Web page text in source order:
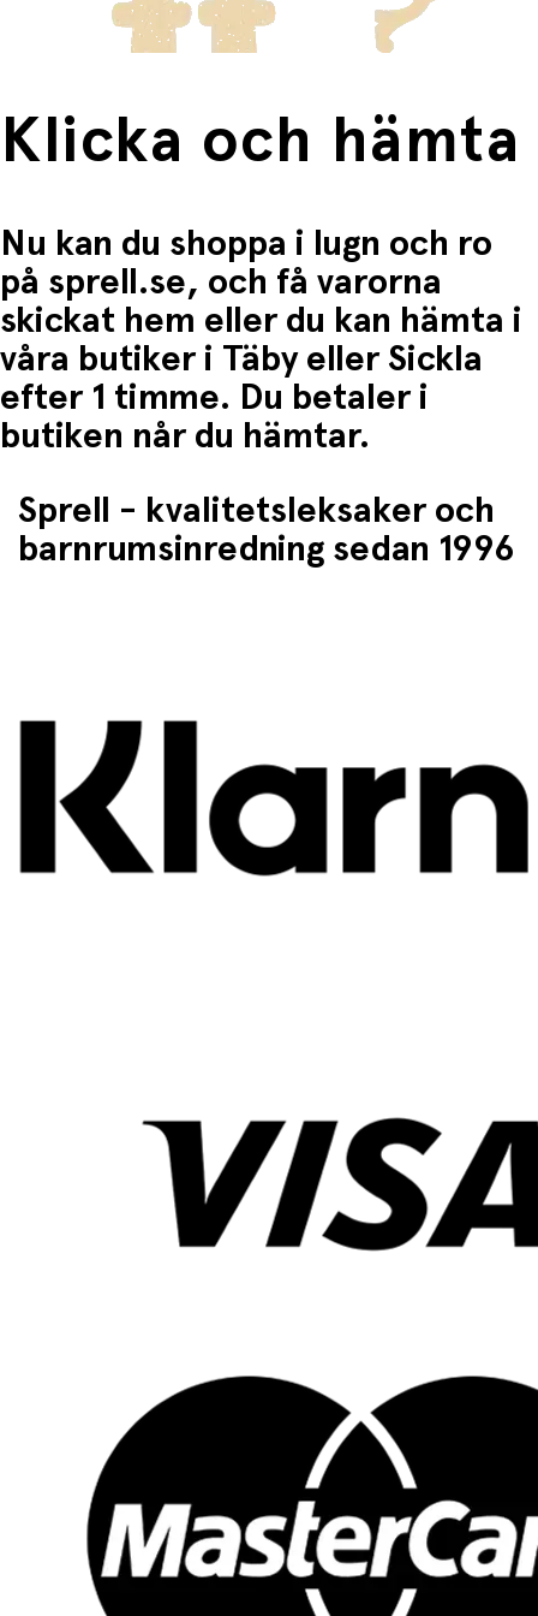
Klicka och hämta
Nu kan du shoppa i lugn och ro
på sprell.se, och få varorna
skickat hem eller du kan hämta i
våra butiker i Täby eller Sickla
efter 1 timme. Du betaler i
butiken når du hämtar.
Sprell - kvalitetsleksaker och
barnrumsinredning sedan 1996